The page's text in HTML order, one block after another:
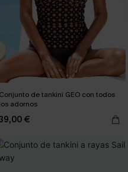
Conjunto de tankini GEO con todos
los adornos
€